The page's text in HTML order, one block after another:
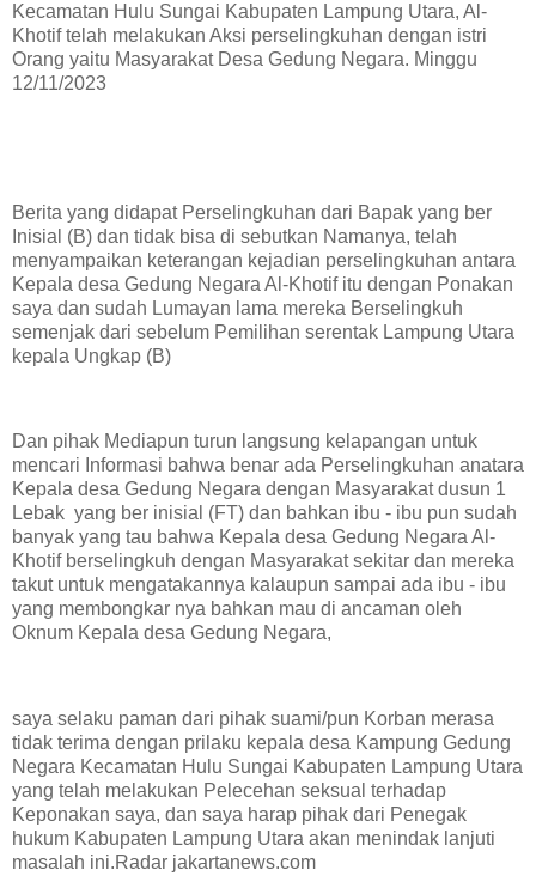
Kecamatan Hulu Sungai Kabupaten Lampung Utara, Al-
Khotif telah melakukan Aksi perselingkuhan dengan istri
Orang yaitu Masyarakat Desa Gedung Negara. Minggu
12/11/2023
Berita yang didapat Perselingkuhan dari Bapak yang ber
Inisial (B) dan tidak bisa di sebutkan Namanya, telah
menyampaikan keterangan kejadian perselingkuhan antara
Kepala desa Gedung Negara Al-Khotif itu dengan Ponakan
saya dan sudah Lumayan lama mereka Berselingkuh
semenjak dari sebelum Pemilihan serentak Lampung Utara
kepala Ungkap (B)
Dan pihak Mediapun turun langsung kelapangan untuk
mencari Informasi bahwa benar ada Perselingkuhan anatara
Kepala desa Gedung Negara dengan Masyarakat dusun 1
Lebak yang ber inisial (FT) dan bahkan ibu - ibu pun sudah
banyak yang tau bahwa Kepala desa Gedung Negara Al-
Khotif berselingkuh dengan Masyarakat sekitar dan mereka
takut untuk mengatakannya kalaupun sampai ada ibu - ibu
yang membongkar nya bahkan mau di ancaman oleh
Oknum Kepala desa Gedung Negara,
saya selaku paman dari pihak suami/pun Korban merasa
tidak terima dengan prilaku kepala desa Kampung Gedung
Negara Kecamatan Hulu Sungai Kabupaten Lampung Utara
yang telah melakukan Pelecehan seksual terhadap
Keponakan saya, dan saya harap pihak dari Penegak
hukum Kabupaten Lampung Utara akan menindak lanjuti
masalah ini.Radar jakartanews.com